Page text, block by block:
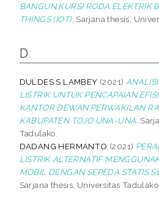
BANGUN KURSI RODA ELEKTRIK
THINGS (IOT). Sarjana thesis,
D
DULDES S LAMBEY (2021)
LISTRIK UNTUK PENCAPAIAN
KANTOR DEWAN PERWAKILAN
KABUPATEN TOJO UNA-UNA.
Tadulako.
DADANG HERMANTO (2021)
LISTRIK ALTERNATIF
MOBIL DENGAN SEPEDA STATIS
Sarjana thesis, Universitas Tadulako.